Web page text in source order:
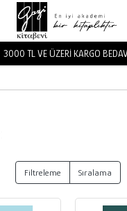
3000 TL VE ÜZERİ KARGO
Filtreleme Sıralama